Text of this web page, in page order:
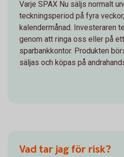
Varje SPAX Nu säljs normalt
teckningsperiod på fyra
kalendermånad. Investeraren
genom att ringa oss eller på
sparbankkontor. Produkten
säljas och köpas på
Vad tar jag för risk?